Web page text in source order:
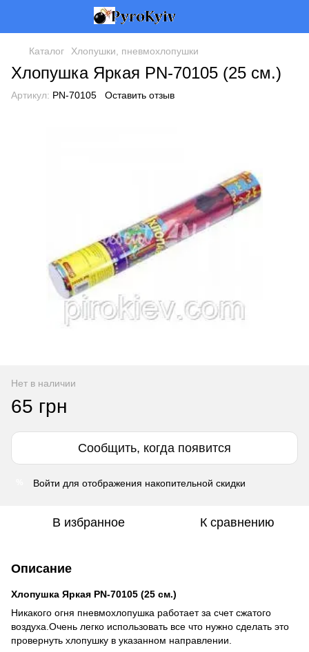
Каталог Хлопушки, пневмохлопушки
Хлопушка Яркая PN-70105 (25 см.)
Артикул: PN-70105 Оставить отзыв
Нет в наличии
65 грн
Сообщить, когда появится
Войти для отображения накопительной скидки
В избранное К сравнению
Описание
Хлопушка Яркая PN-70105 (25 см.)
Никакого огня пневмохлопушка работает за счет сжатого
воздуха.Очень легко использовать все что нужно сделать это
провернуть хлопушку в указанном направлении.